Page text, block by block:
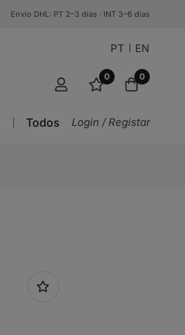
Envio DHL: PT 2–3 dias · INT 3–6 dias
PT EN
0 0
Todos Login / Registar